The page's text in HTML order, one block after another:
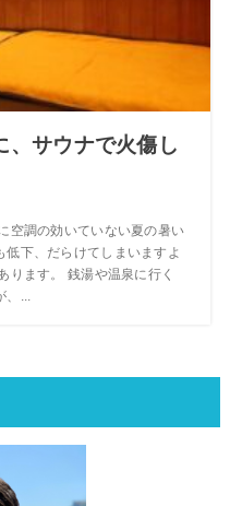
、サウナで火傷し
空調の効いていない夏の暑い
下、だらけてしまいますよ
ります。 銭湯や温泉に行く
...